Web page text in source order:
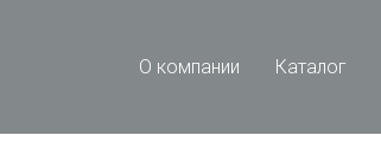
О компании Каталог